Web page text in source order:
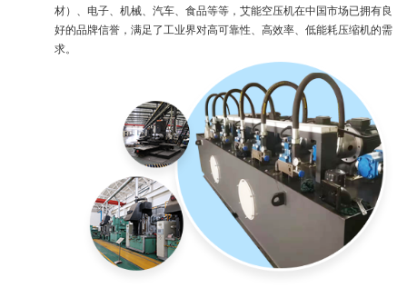
材）、电子、机械、汽车、食品等等，艾能空压机在中国市场已拥有良
好的品牌信誉，满足了工业界对高可靠性、高效率、低能耗压缩机的需
求。